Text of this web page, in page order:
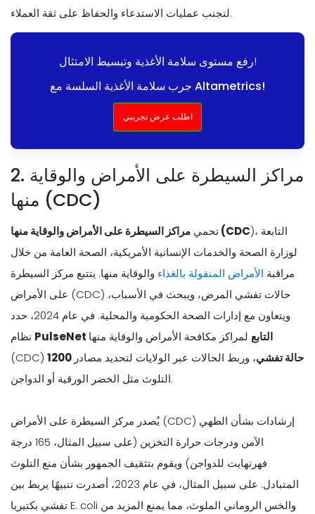
لتجنب عمليات الاستدعاء والحفاظ على ثقة العملاء.
رفع مستوى سلامة الأغذية وتبسيط الامتثال!
جرب سلامة الأغذية السلسة مع Altametrics!
اطلب عرض تجريبي
2. مراكز السيطرة على الأمراض والوقاية
منها (CDC)
تحميمراكز السيطرة على الأمراض والوقاية منها (CDC)، التابعة
لوزارة الصحة والخدمات الإنسانية الأمريكية، الصحة العامة من خلال
مراقبة الأمراض المنقولة بالغذاء والوقاية منها. يتتبع مركز السيطرة
على الأمراض (CDC) حالات تفشي المرض، ويبحث في الأسباب،
ويتعاون مع إدارات الصحة الحكومية والمحلية. في عام 2024، حدد
PulseNet التابع لمراكز مكافحة الأمراض والوقاية منها
(CDC)
1200 حالة تفشي، وربط الحالات عبر الولايات لتحديد مصادر
التلوث مثل الخضر الورقية أو الدواجن.
يُصدر مركز السيطرة على الأمراض (CDC) إرشادات بشأن الطهي
الآمن ودرجات حرارة التخزين (على سبيل المثال، 165 درجة
فهرنهايت للدواجن) ويقوم بتثقيف الجمهور بشأن منع التلوث
المتبادل. على سبيل المثال، في عام 2023، أصدرت تنبيهًا يربط بين
تفشي بكتيريا E. coli والخس الروماني الملوث، مما يمنع المزيد من